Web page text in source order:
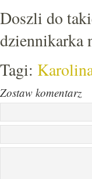
Doszli do
dziennikarka
Tagi:
Zostaw komentarz